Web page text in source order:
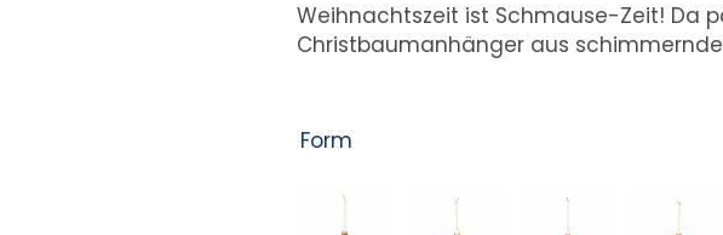
Weihnachtszeit ist Schmause-Zeit! Da
Christbaumanhänger aus
Form